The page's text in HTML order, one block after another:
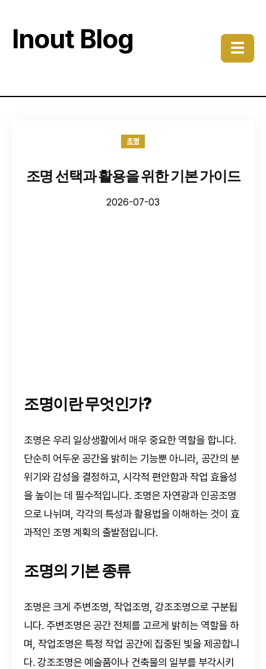
Inout Blog ☰
조명
조명 선택과 활용을 위한 기본 가이드
2026-07-03
조명이란 무엇인가?
조명은 우리 일상생활에서 매우 중요한 역할을 합니다.
단순히 어두운 공간을 밝히는 기능뿐 아니라, 공간의 분
위기와 감성을 결정하고, 시각적 편안함과 작업 효율성
을 높이는 데 필수적입니다. 조명은 자연광과 인공조명
으로 나뉘며, 각각의 특성과 활용법을 이해하는 것이 효
과적인 조명 계획의 출발점입니다.
조명의 기본 종류
조명은 크게 주변조명, 작업조명, 강조조명으로 구분됩
니다. 주변조명은 공간 전체를 고르게 밝히는 역할을 하
며, 작업조명은 특정 작업 공간에 집중된 빛을 제공합니
다. 강조조명은 예술품이나 건축물의 일부를 부각시키